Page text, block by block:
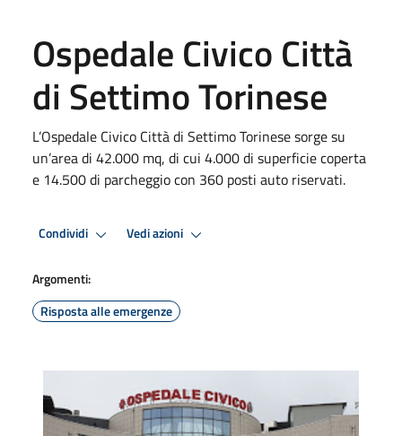
Ospedale Civico Città
di Settimo Torinese
L’Ospedale Civico Città di Settimo Torinese sorge su
un’area di 42.000 mq, di cui 4.000 di superficie coperta
e 14.500 di parcheggio con 360 posti auto riservati.
Condividi Vedi azioni
Argomenti:
Risposta alle emergenze